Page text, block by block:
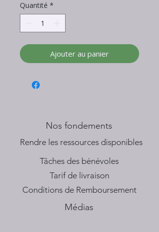
Quantité *
Ajouter au panier
Nos fondements
​Rendre les ressources disponibles
Tâches des bénévoles
Tarif de livraison
Conditions de Remboursement
Médias